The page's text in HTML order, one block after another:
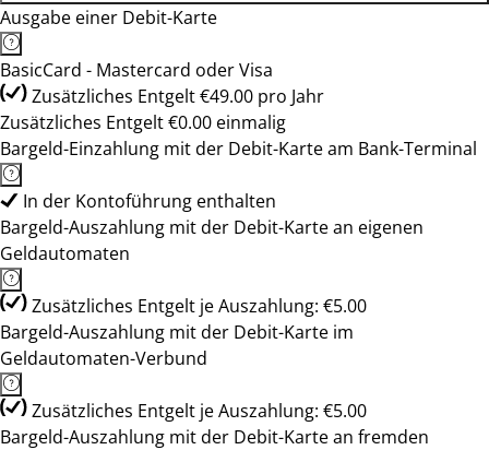
Ausgabe einer Debit-Karte
BasicCard - Mastercard oder Visa
Zusätzliches Entgelt €49.00 pro Jahr
Zusätzliches Entgelt €0.00 einmalig
Bargeld-Einzahlung mit der Debit-Karte am Bank-Terminal
In der Kontoführung enthalten
Bargeld-Auszahlung mit der Debit-Karte an eigenen
Geldautomaten
Zusätzliches Entgelt je Auszahlung: €5.00
Bargeld-Auszahlung mit der Debit-Karte im
Geldautomaten-Verbund
Zusätzliches Entgelt je Auszahlung: €5.00
Bargeld-Auszahlung mit der Debit-Karte an fremden